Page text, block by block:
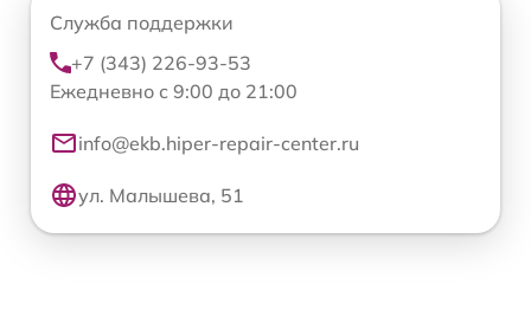
Служба поддержки
+7 (343) 226-93-53
Ежедневно с 9:00 до 21:00
info@ekb.hiper-repair-center.ru
ул. Малышева, 51